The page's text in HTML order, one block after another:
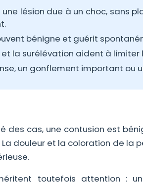
lésion due à un choc, sans
bénigne et guérit
et la surélévation aident à
un gonflement important
des cas, une contusion est
douleur et la coloration de la
toutefois attention :